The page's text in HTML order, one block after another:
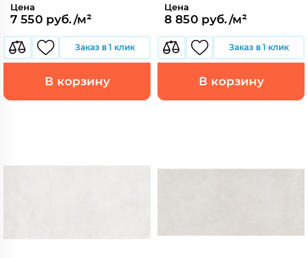
Цена
7 550 руб./м²
Заказ в 1 клик
В корзину
Цена
8 850 руб./м²
Заказ в 1 клик
В корзину